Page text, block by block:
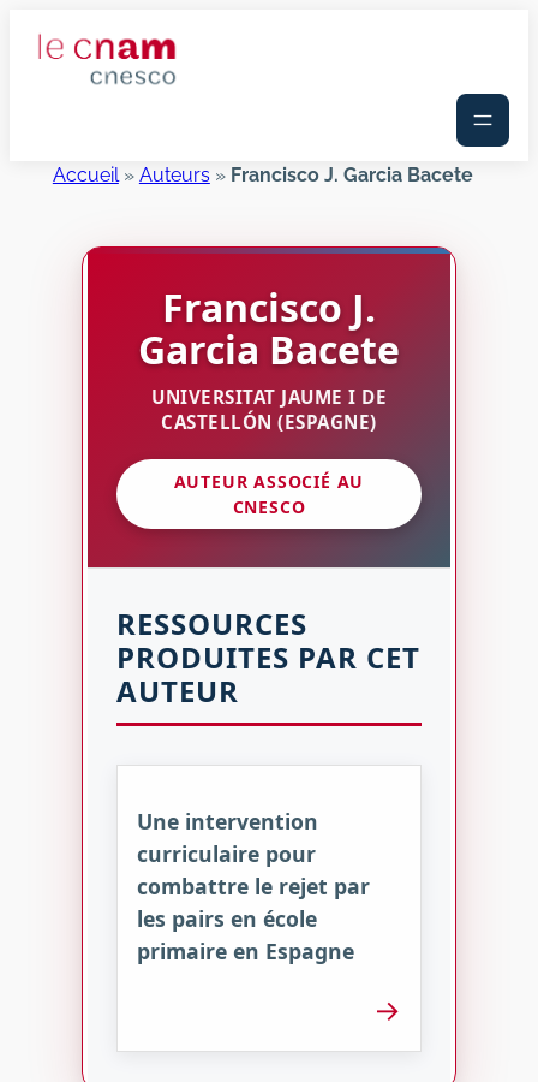
Accueil» Auteurs» Francisco J. Garcia Bacete
Francisco J.
Garcia Bacete
UNIVERSITAT JAUME I DE
CASTELLÓN (ESPAGNE)
AUTEUR ASSOCIÉ AU
CNESCO
RESSOURCES
PRODUITES PAR CET
AUTEUR
Une intervention
curriculaire pour
combattre le rejet par
les pairs en école
primaire en Espagne
→